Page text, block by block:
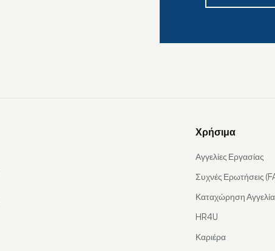
Χρήσιμα
Αγγελίες Εργασίας
Συχνές Ερωτήσεις
Καταχώρηση
HR4U
Καριέρα